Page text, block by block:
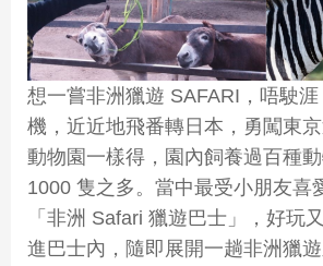
想一嘗非洲獵遊 SAFARI，唔駛
機，近近地飛番轉日本，勇闖東
動物園一樣得，園內飼養過百種
1000 隻之多。當中最受小朋友喜
「非洲 Safari 獵遊巴士」，好玩
進巴士內，隨即展開一趟非洲獵